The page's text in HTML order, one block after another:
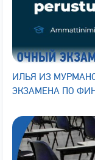
ИЛЬЯ ИЗ
ЭКЗАМЕНА ПО